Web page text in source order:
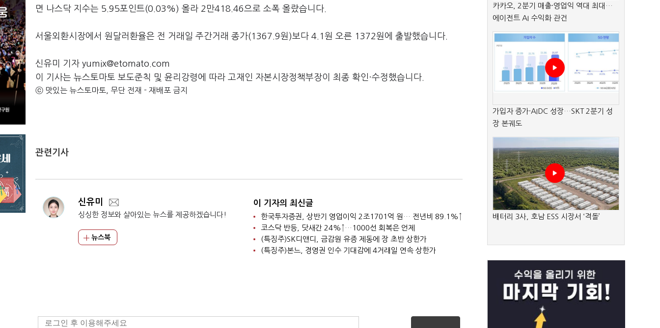
면 나스닥 지수는 5.95포인트(0.03%) 올라 2만418.46으로 소폭 올랐습니다.
서울외환시장에서 원달러환율은 전 거래일 주간거래 종가(1367.9원)보다 4.1원 오른 1372원에 출발했습니다.
신유미 기자 yumix@etomato.com
이 기사는 뉴스토마토 보도준칙 및 윤리강령에 따라 고재인 자본시장정책부장이 최종 확인·수정했습니다.
ⓒ 맛있는 뉴스토마토, 무단 전재 - 재배포 금지
관련기사
신유미
싱싱한 정보와 살아있는 뉴스를 제공하겠습니다!
뉴스북
이 기자의 최신글
한국투자증권, 상반기 영업이익 2조1701억 원… 전년비 89.1%↑
코스닥 반등, 닷새간 24%↑…1000선 회복은 언제
(특징주)SK디앤디, 금감원 유증 제동에 장 초반 상한가
(특징주)본느, 경영권 인수 기대감에 4거래일 연속 상한가
카카오, 2분기 매출·영업익 역대 최대…
에이전트 AI 수익화 관건
가입자 증가·AIDC 성장…SKT 2분기 성
장 본궤도
배터리 3사, 호남 ESS 시장서 ‘격돌’